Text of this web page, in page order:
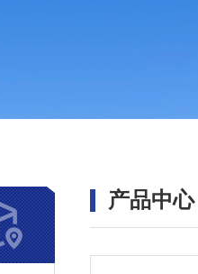
产品中心